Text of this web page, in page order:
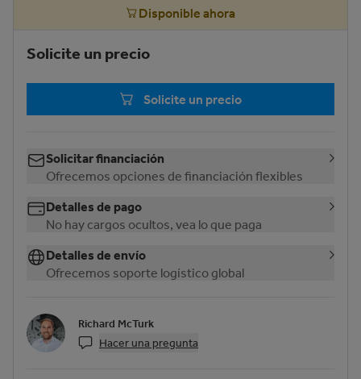
Disponible ahora
Solicite un precio
Solicite un precio
Solicitar financiación
Ofrecemos opciones de financiación flexibles
Detalles de pago
No hay cargos ocultos, vea lo que paga
Detalles de envío
Ofrecemos soporte logístico global
Richard McTurk
Hacer una pregunta